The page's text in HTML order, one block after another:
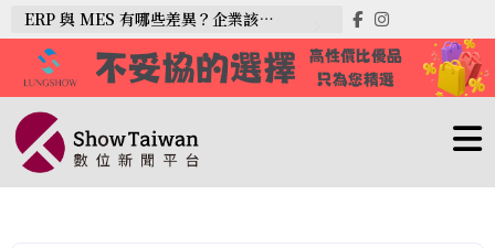
ERP 與 MES 有哪些差異？企業該如何選擇？